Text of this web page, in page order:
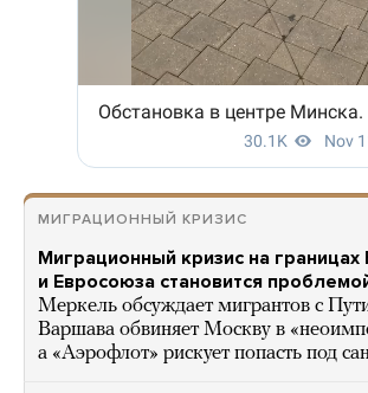
МИГРАЦИОННЫЙ КРИЗИС
Миграционный кризис на границах
и Евросоюза становится
Меркель обсуждает мигрантов с
Варшава обвиняет Москву в
а «Аэрофлот» рискует попасть под